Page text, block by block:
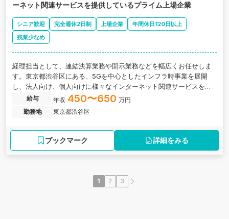
ーネット関連サービスを提供しているプライム上場企業
シニア歓迎 完全週休2日制 上場企業
年間休日120日以上
残業少なめ
経理担当として、連結決算業務や開示業務などを幅広くお任せしま
す。東京都渋谷区にある、5Gを中心としたインフラ時事業を展開
し、法人向け、個人向けに様々なインターネット関連サービスを提
供しているプライム上場企業の求人です。
給与 年収 450〜650 万円
勤務地
東京都渋谷区
ブックマーク 詳細をみる
1 2 3